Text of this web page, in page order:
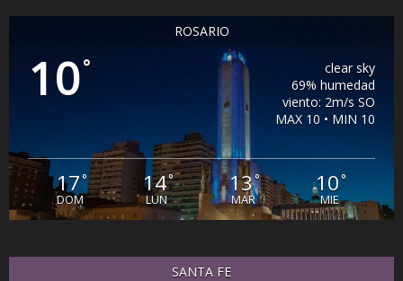
ROSARIO
10°
clear sky
69% humedad
viento: 2m/s SO
MAX 10 • MIN 10
17°
DOM
14°
LUN
13°
MAR
10°
MIE
SANTA FE